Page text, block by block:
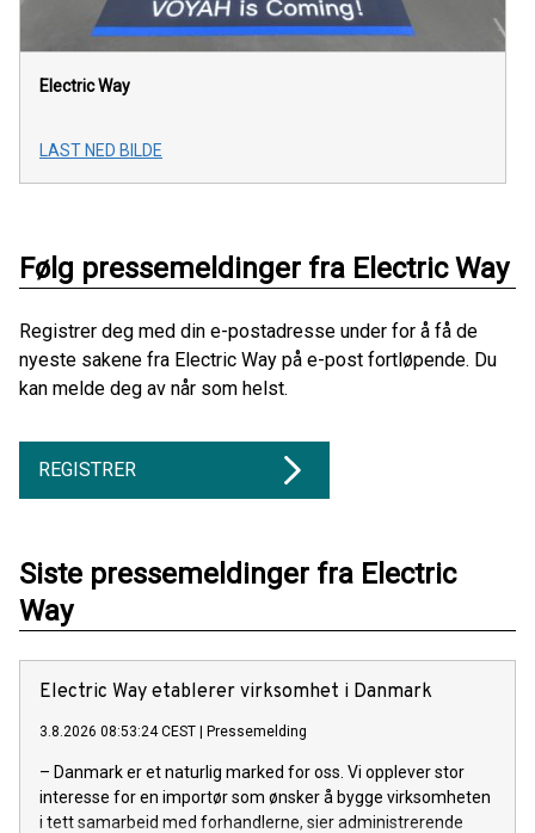
Electric Way
LAST NED BILDE
Følg pressemeldinger fra Electric Way
Registrer deg med din e-postadresse under for å få de
nyeste sakene fra Electric Way på e-post fortløpende. Du
kan melde deg av når som helst.
REGISTRER
Siste pressemeldinger fra Electric
Way
Electric Way etablerer virksomhet i Danmark
3.8.2026 08:53:24 CEST | Pressemelding
– Danmark er et naturlig marked for oss. Vi opplever stor
interesse for en importør som ønsker å bygge virksomheten
i tett samarbeid med forhandlerne, sier administrerende